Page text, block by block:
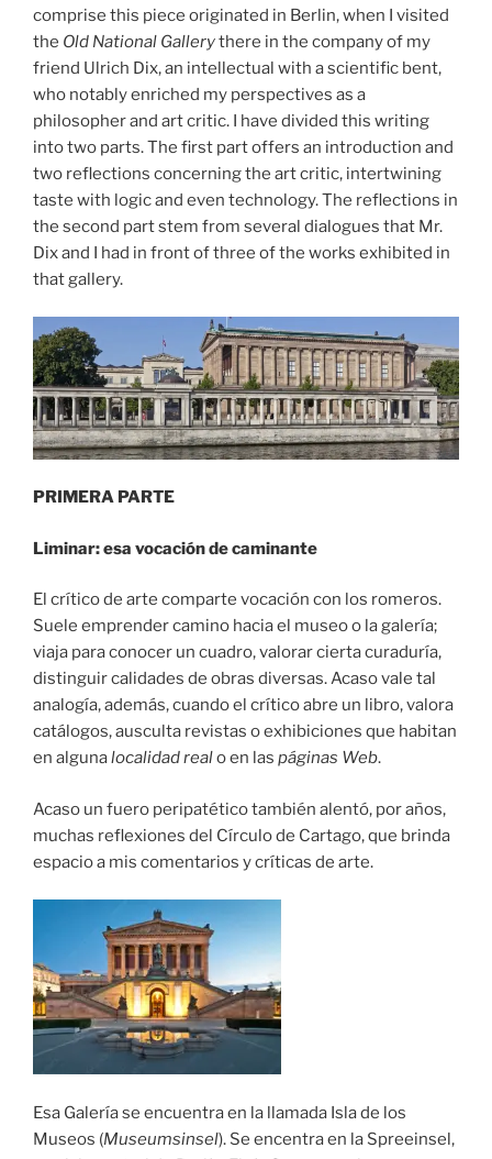
comprise this piece originated in Berlin, when I visited
the Old National Gallerythere in the company of my
friend Ulrich Dix, an intellectual with a scientific bent,
who notably enriched my perspectives as a
philosopher and art critic. I have divided this writing
into two parts. The first part offers an introduction and
two reflections concerning the art critic, intertwining
taste with logic and even technology. The reflections in
the second part stem from several dialogues that Mr.
Dix and I had in front of three of the works exhibited in
that gallery.
PRIMERA PARTE
Liminar: esa vocación de caminante
El crítico de arte comparte vocación con los romeros.
Suele emprender camino hacia el museo o la galería;
viaja para conocer un cuadro, valorar cierta curaduría,
distinguir calidades de obras diversas. Acaso vale tal
analogía, además, cuando el crítico abre un libro, valora
catálogos, ausculta revistas o exhibiciones que habitan
en algunalocalidad realo en las páginas Web.
Acaso un fuero peripatético también alentó, por años,
muchas reflexiones del Círculo de Cartago, que brinda
espacio a mis comentarios y críticas de arte.
Esa Galería se encuentra en la llamada Isla de los
Museos (Museumsinsel). Se encentra en la Spreeinsel,